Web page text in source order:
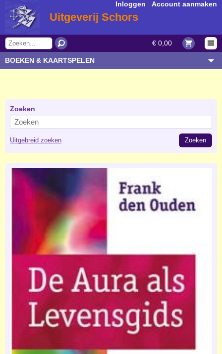
€ 0,00
Inloggen Account aanmaken
Uitgeverij Schors
BOEKEN & KAARTSPELEN
AUTEUR/SOORT
BESTELLEN
Zoeken
Uitgebreid zoeken